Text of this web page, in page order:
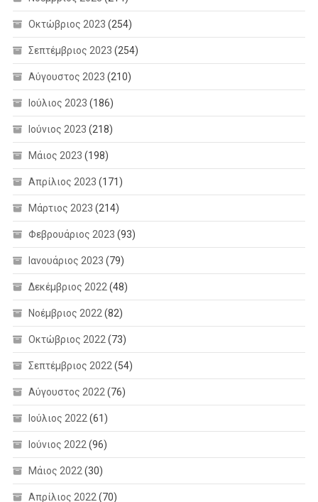
Οκτώβριος 2023 (254)
Σεπτέμβριος 2023 (254)
Αύγουστος 2023 (210)
Ιούλιος 2023 (186)
Ιούνιος 2023 (218)
Μάιος 2023 (198)
Απρίλιος 2023 (171)
Μάρτιος 2023 (214)
Φεβρουάριος 2023 (93)
Ιανουάριος 2023 (79)
Δεκέμβριος 2022(48)
Νοέμβριος 2022(82)
Οκτώβριος 2022(73)
Σεπτέμβριος 2022(54)
Αύγουστος 2022(76)
Ιούλιος 2022(61)
Ιούνιος 2022(96)
Μάιος 2022(30)
Απρίλιος 2022(70)